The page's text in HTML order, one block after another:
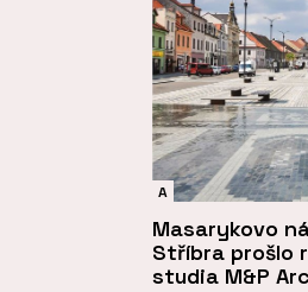
A
Masarykovo
Stříbra prošlo
studia M&P